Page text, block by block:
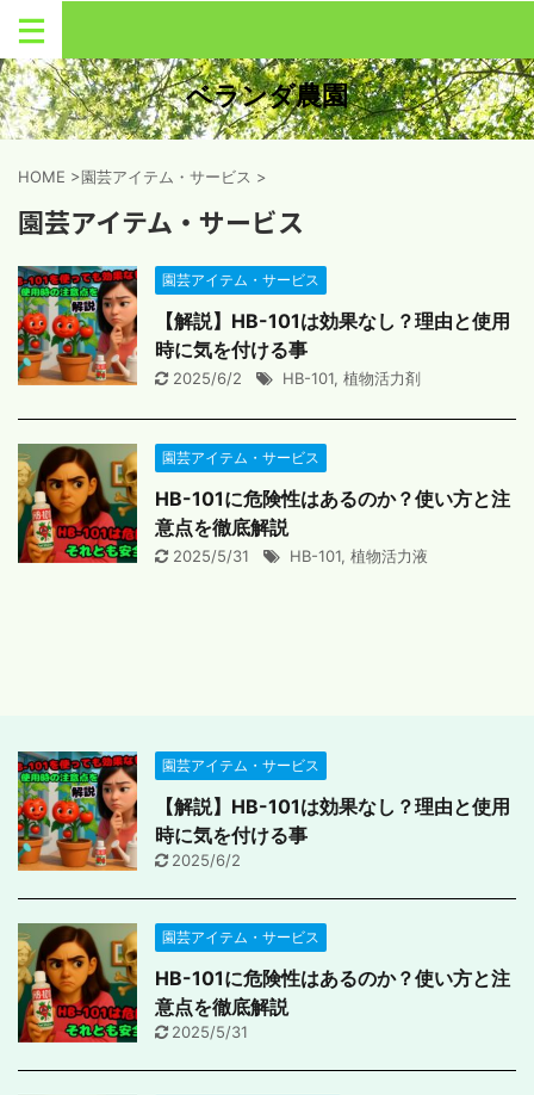
ベランダ農園
HOME >園芸アイテム・サービス >
園芸アイテム・サービス
園芸アイテム・サービス
【解説】HB-101は効果なし？理由と使用
時に気を付ける事
2025/6/2 HB-101, 植物活力剤
園芸アイテム・サービス
HB-101に危険性はあるのか？使い方と注
意点を徹底解説
2025/5/31 HB-101, 植物活力液
園芸アイテム・サービス
【解説】HB-101は効果なし？理由と使用
時に気を付ける事
2025/6/2
園芸アイテム・サービス
HB-101に危険性はあるのか？使い方と注
意点を徹底解説
2025/5/31